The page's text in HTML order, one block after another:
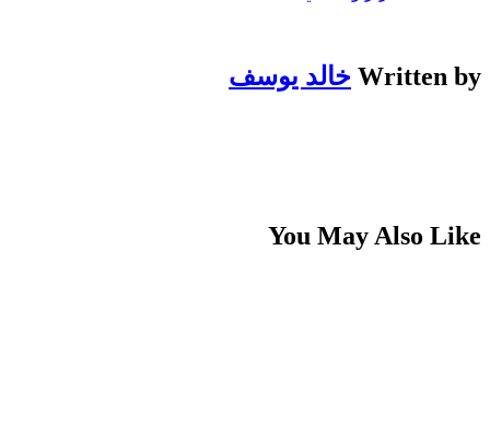
Written by خالد يوسف
You May Also Like